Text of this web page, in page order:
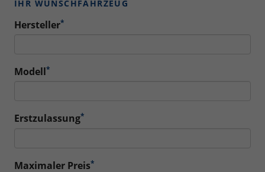
IHR WUNSCHFAHRZEUG
Hersteller*
Modell*
Erstzulassung*
Maximaler Preis*